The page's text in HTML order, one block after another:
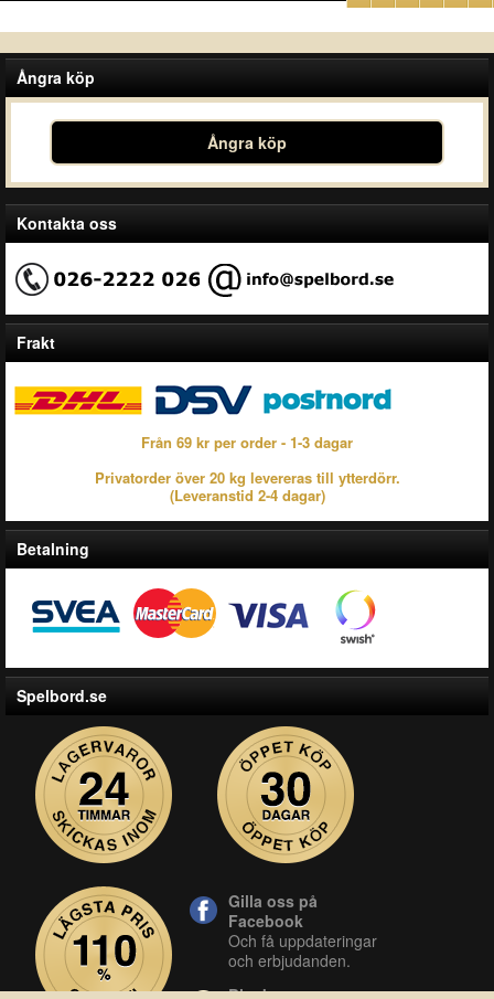
Ångra köp
Ångra köp
Kontakta oss
Frakt
Från 69 kr per order - 1-3 dagar
Privatorder över 20 kg levereras till ytterdörr.
(Leveranstid 2-4 dagar)
Betalning
Spelbord.se
Gilla oss på
Facebook
Och få uppdateringar
och erbjudanden.
Blocket